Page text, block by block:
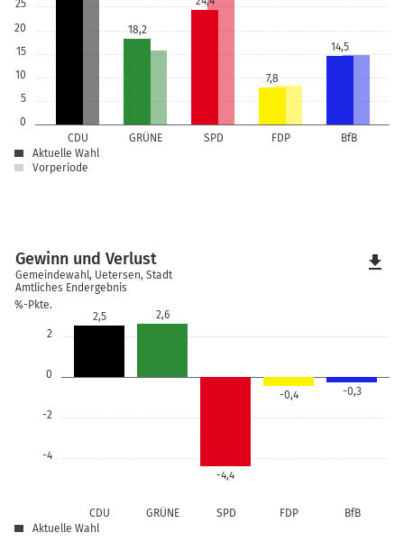
0
5
10
15
20
25
CDU GRÜNE SPD FDP BfB
18,2
7,8
14,5
Aktuelle Wahl
Vorperiode
-4
-2
0
2
%-Pkte.
CDU GRÜNE SPD FDP BfB
2,5 2,6
-4,4
-0,4 -0,3
Gewinn und Verlust
Gemeindewahl, Uetersen, Stadt
Amtliches Endergebnis
Aktuelle Wahl
file_download